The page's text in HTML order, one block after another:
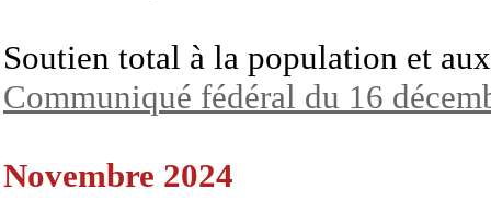
Soutien total à la population et
Communiqué fédéral du 16
Novembre 2024